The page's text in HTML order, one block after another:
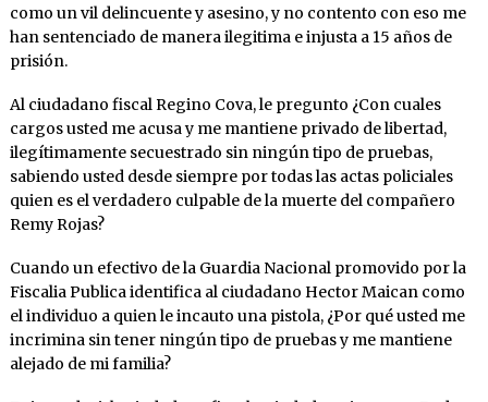
como un vil delincuente y asesino, y no contento con eso me
han sentenciado de manera ilegitima e injusta a 15 años de
prisión.
Al ciudadano fiscal Regino Cova, le pregunto ¿Con cuales
cargos usted me acusa y me mantiene privado de libertad,
ilegítimamente secuestrado sin ningún tipo de pruebas,
sabiendo usted desde siempre por todas las actas policiales
quien es el verdadero culpable de la muerte del compañero
Remy Rojas?
Cuando un efectivo de la Guardia Nacional promovido por la
Fiscalia Publica identifica al ciudadano Hector Maican como
el individuo a quien le incauto una pistola, ¿Por qué usted me
incrimina sin tener ningún tipo de pruebas y me mantiene
alejado de mi familia?